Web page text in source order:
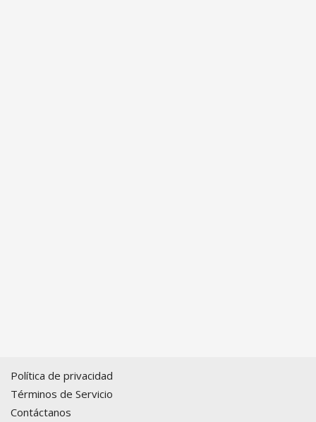
Política de privacidad
Términos de Servicio
Contáctanos